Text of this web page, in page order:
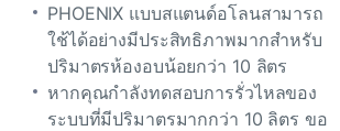
PHOENIX แบบสแตนด์อโลนสามารถ
ใช้ได้อย่างมีประสิทธิภาพมากสําหรับ
ปริมาตรห้องอบน้อยกว่า 10 ลิตร
หากคุณกําลังทดสอบการรั่วไหลของ
ระบบที่มีปริมาตรมากกว่า 10 ลิตร ขอ